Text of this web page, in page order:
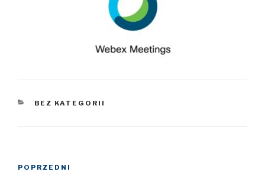
KATEGORIE
BEZ KATEGORII
Nawigacja
Poprzedni
POPRZEDNI